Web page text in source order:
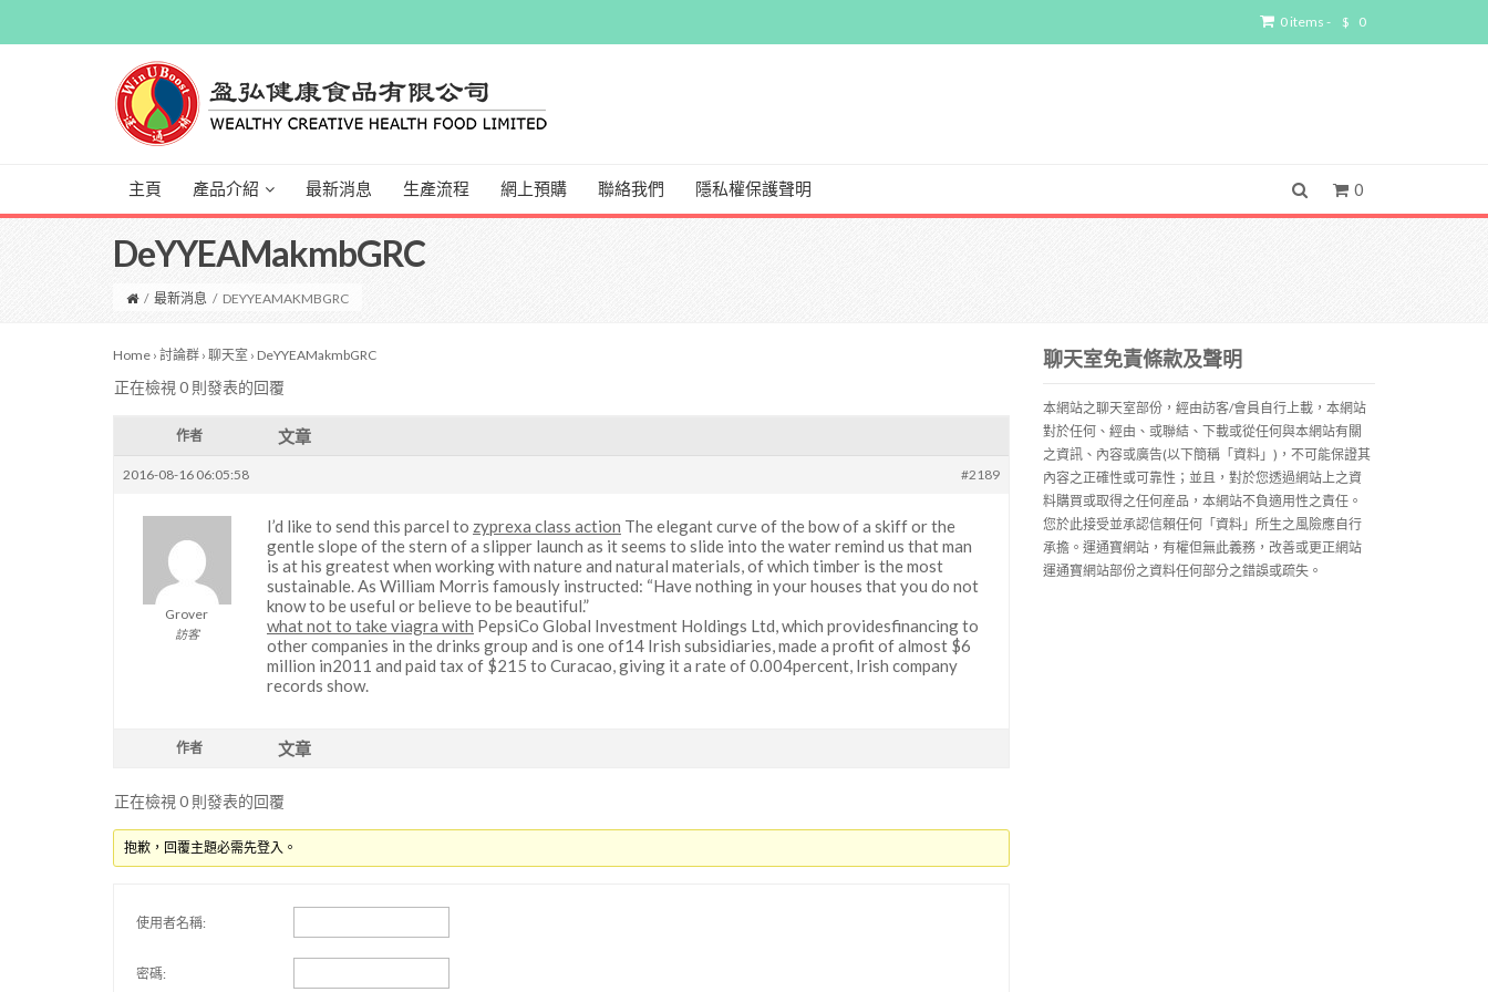
0 items - $ 0
主頁 產品介紹 最新消息 生產流程 網上預購 聯絡我們 隱私權保護聲明 0
DeYYEAMakmbGRC
/ 最新消息 / DEYYEAMAKMBGRC
Home › 討論群 › 聊天室 › DeYYEAMakmbGRC
正在檢視 0 則發表的回覆
作者 文章
2016-08-16 06:05:58 #2189
Grover
訪客
I’d like to send this parcel to zyprexa class action The elegant curve of the bow of a skiff or the
gentle slope of the stern of a slipper launch as it seems to slide into the water remind us that man
is at his greatest when working with nature and natural materials, of which timber is the most
sustainable. As William Morris famously instructed: “Have nothing in your houses that you do not
know to be useful or believe to be beautiful.”
what not to take viagra with PepsiCo Global Investment Holdings Ltd, which providesfinancing to
other companies in the drinks group and is one of14 Irish subsidiaries, made a profit of almost $6
million in2011 and paid tax of $215 to Curacao, giving it a rate of 0.004percent, Irish company
records show.
作者 文章
正在檢視 0 則發表的回覆
抱歉，回覆主題必需先登入。
使用者名稱:
密碼:
聊天室免責條款及聲明
本網站之聊天室部份，經由訪客/會員自行上載，本網站
對於任何、經由、或聯結、下載或從任何與本網站有關
之資訊、內容或廣告(以下簡稱「資料」)，不可能保證其
內容之正確性或可靠性；並且，對於您透過網站上之資
料購買或取得之任何産品，本網站不負適用性之責任。
您於此接受並承認信賴任何「資料」所生之風險應自行
承擔。運通寶網站，有權但無此義務，改善或更正網站
運通寶網站部份之資料任何部分之錯誤或疏失。